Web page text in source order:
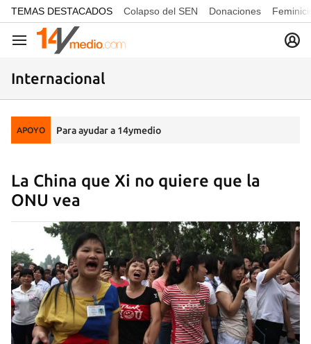
common.go-to-content
TEMAS DESTACADOS Colapso del SEN Donaciones
Navegación
Internacional
APOYO Para ayudar a 14ymedio
La China que Xi no quiere que la
ONU vea